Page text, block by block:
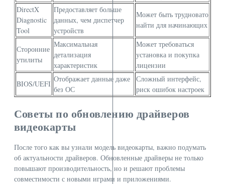
DirectX
Diagnostic
Tool
Предоставляет больше
данных, чем диспетчер
устройств
Может быть трудновато
найти для начинающих
Сторонние
утилиты
Максимальная
детализация
характеристик
Может требоваться
установка и покупка
лицензии
BIOS/UEFI
Отображает данные даже
без ОС
Сложный интерфейс,
риск ошибок настроек
Советы по обновлению драйверов
видеокарты
После того как вы узнали модель видеокарты, важно подумать
об актуальности драйверов. Обновленные драйверы не только
повышают производительность, но и решают проблемы
совместимости с новыми играми и приложениями.